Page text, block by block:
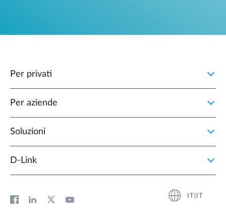
Per privati
Per aziende
Soluzioni
D‑Link